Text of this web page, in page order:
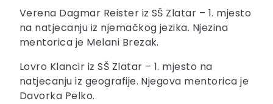
Verena Dagmar Reister iz SŠ Zlatar – 1. mjesto
na natjecanju iz njemačkog jezika. Njezina
mentorica je Melani Brezak.
Lovro Klancir iz SŠ Zlatar – 1. mjesto na
natjecanju iz geografije. Njegova mentorica je
Davorka Pelko.